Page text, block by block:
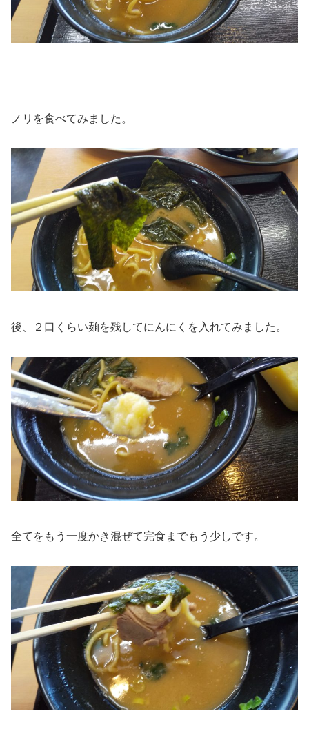
ノリを食べてみました。
後、２口くらい麺を残してにんにくを入れてみました。
全てをもう一度かき混ぜて完食までもう少しです。